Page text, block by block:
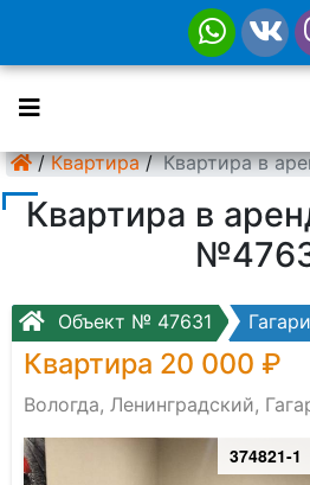
/ Квартира / Квартира в
Квартира в
Объект № 47631
Квартира 20 000 ₽
Вологда, Ленинградский,
374821-1